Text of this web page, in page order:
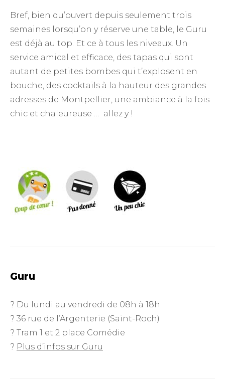
Bref, bien qu’ouvert depuis seulement trois
semaines lorsqu’on y réserve une table, le Guru
est déjà au top. Et ce à tous les niveaux. Un
service amical et efficace, des tapas qui sont
autant de petites bombes qui t’explosent en
bouche, des cocktails à la hauteur des grandes
adresses de Montpellier, une ambiance à la fois
chic et chaleureuse … allez y !
Guru
? Du lundi au vendredi de 08h à 18h
? 36 rue de l’Argenterie (Saint-Roch)
? Tram 1 et 2 place Comédie
? Plus d’infos sur Guru